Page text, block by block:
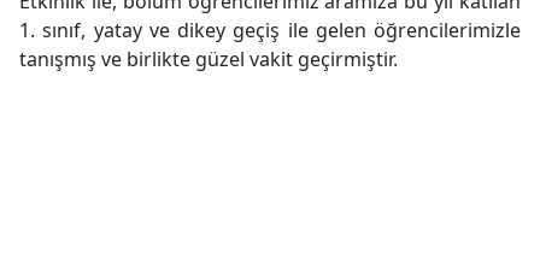
1. sınıf, yatay ve dikey geçiş ile gelen öğrencilerimizle
tanışmış ve birlikte güzel vakit geçirmiştir.